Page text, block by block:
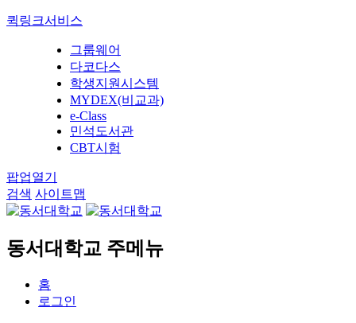
퀵링크서비스
그룹웨어
다코다스
학생지원시스템
MYDEX(비교과)
e-Class
민석도서관
CBT시험
팝업열기
검색 사이트맵
동서대학교 주메뉴
홈
로그인